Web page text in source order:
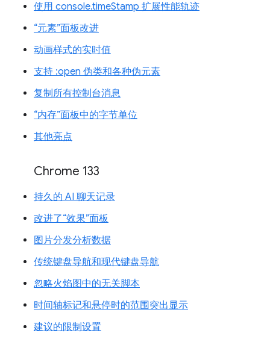
使用 console.timeStamp 扩展性能轨迹
“元素”面板改进
动画样式的实时值
支持 :open 伪类和各种伪元素
复制所有控制台消息
“内存”面板中的字节单位
其他亮点
Chrome 133
持久的 AI 聊天记录
改进了“效果”面板
图片分发分析数据
传统键盘导航和现代键盘导航
忽略火焰图中的无关脚本
时间轴标记和悬停时的范围突出显示
建议的限制设置